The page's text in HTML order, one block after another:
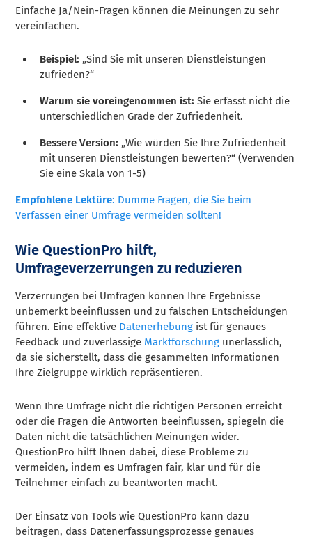
Einfache Ja/Nein-Fragen können die Meinungen zu sehr
vereinfachen.
Beispiel: „Sind Sie mit unseren Dienstleistungen
zufrieden?“
Warum sie voreingenommen ist:Sie erfasst nicht die
unterschiedlichen Grade der Zufriedenheit.
Bessere Version: „Wie würden Sie Ihre Zufriedenheit
mit unseren Dienstleistungen bewerten?“ (Verwenden
Sie eine Skala von 1-5)
Empfohlene Lektüre: Dumme Fragen, die Sie beim
Verfassen einer Umfrage vermeiden sollten!
Wie QuestionPro hilft,
Umfrageverzerrungen zu reduzieren
Verzerrungen bei Umfragen können Ihre Ergebnisse
unbemerkt beeinflussen und zu falschen Entscheidungen
führen. Eine effektive Datenerhebung ist für genaues
Feedback und zuverlässige Marktforschung unerlässlich,
da sie sicherstellt, dass die gesammelten Informationen
Ihre Zielgruppe wirklich repräsentieren.
Wenn Ihre Umfrage nicht die richtigen Personen erreicht
oder die Fragen die Antworten beeinflussen, spiegeln die
Daten nicht die tatsächlichen Meinungen wider.
QuestionPro hilft Ihnen dabei, diese Probleme zu
vermeiden, indem es Umfragen fair, klar und für die
Teilnehmer einfach zu beantworten macht.
Der Einsatz von Tools wie QuestionPro kann dazu
beitragen, dass Datenerfassungsprozesse genaues